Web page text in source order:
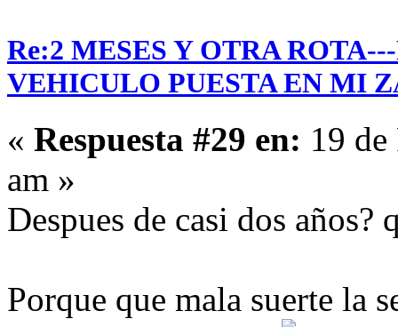
Re:2 MESES Y OTRA
VEHICULO PUESTA EN MI
« Respuesta #29 en: 19
am »
Despues de casi dos años?
Porque que mala suerte la